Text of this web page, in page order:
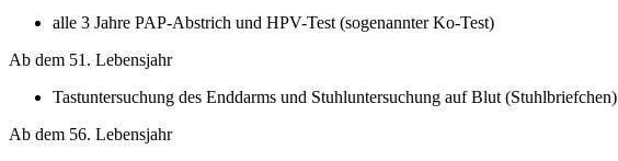
alle 3 Jahre PAP-Abstrich und HPV-Test (sogenannter Ko-Test)
Ab dem 51. Lebensjahr
Tastuntersuchung des Enddarms und Stuhluntersuchung auf Blut (Stuhlbriefchen)
Ab dem 56. Lebensjahr